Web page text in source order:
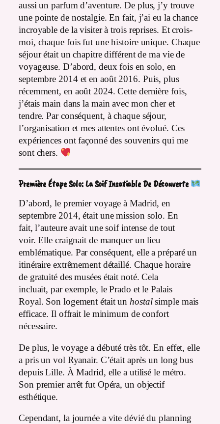
aussi un parfum d’aventure. De plus, j’y trouve
une pointe de nostalgie. En fait, j’ai eu la chance
incroyable de la visiter à trois reprises. Et crois-
moi, chaque fois fut une histoire unique. Chaque
séjour était un chapitre différent de ma vie de
voyageuse. D’abord, deux fois en solo, en
septembre 2014 et en août 2016. Puis, plus
récemment, en août 2024. Cette dernière fois,
j’étais main dans la main avec mon cher et
tendre. Par conséquent, à chaque séjour,
l’organisation et mes attentes ont évolué. Ces
expériences ont façonné des souvenirs qui me
sont chers.
Première Étape Solo: La Soif Insatiable De Découverte
D’abord, le premier voyage à Madrid, en
septembre 2014, était une mission solo. En
fait, l’auteure avait une soif intense de tout
voir. Elle craignait de manquer un lieu
emblématique. Par conséquent, elle a préparé un
itinéraire extrêmement détaillé. Chaque horaire
de gratuité des musées était noté. Cela
incluait, par exemple, le Prado et le Palais
Royal. Son logement était unhostalsimple mais
efficace. Il offrait le minimum de confort
nécessaire.
De plus, le voyage a débuté très tôt. En effet, elle
a pris un vol Ryanair. C’était après un long bus
depuis Lille. À Madrid, elle a utilisé le métro.
Son premier arrêt fut Opéra, un objectif
esthétique.
Cependant, la journée a vite dévié du planning